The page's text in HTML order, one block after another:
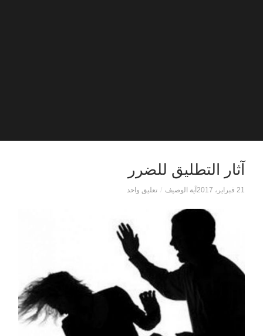
آثار التطليق للضرر
21 فبراير، 2017 آية الوصيف / تعليق واحد